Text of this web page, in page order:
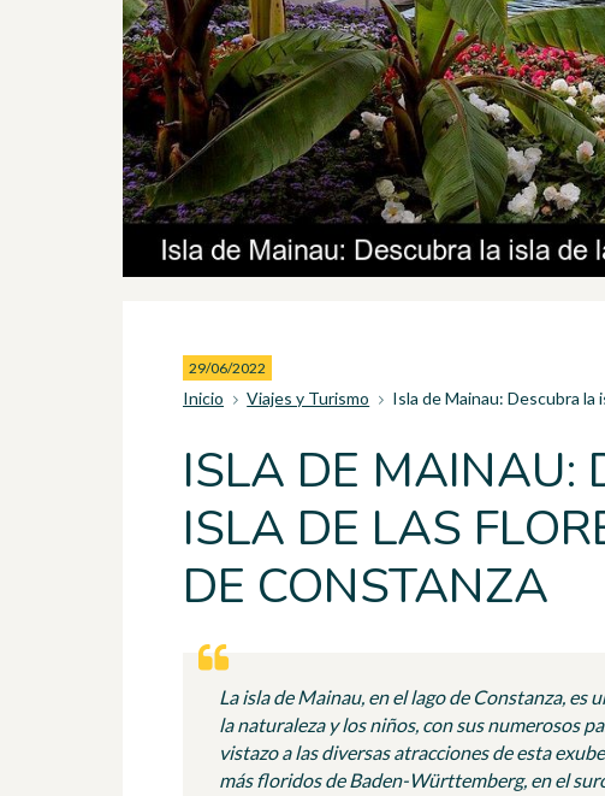
29/06/2022
Inicio Viajes y Turismo Isla de Mainau: Descubra la
ISLA DE MAINAU:
ISLA DE LAS
DE CONSTANZA
La isla de Mainau, en el lago de Constanza, es
la naturaleza y los niños, con sus numerosos
vistazo a las diversas atracciones de esta
más floridos de Baden-Württemberg, en el